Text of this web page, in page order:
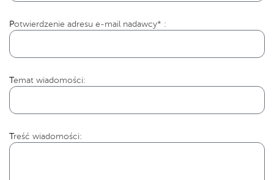
Potwierdzenie adresu e-mail nadawcy* :
Temat wiadomości:
Treść wiadomości: